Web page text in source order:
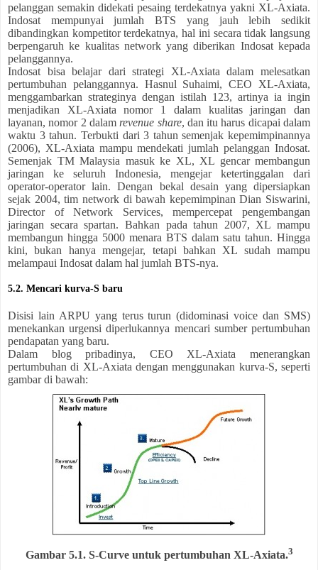
pelanggan semakin didekati pesaing terdekatnya yakni XL-Axiata.
Indosat mempunyai jumlah BTS yang jauh lebih sedikit
dibandingkan kompetitor terdekatnya, hal ini secara tidak langsung
berpengaruh ke kualitas network yang diberikan Indosat kepada
pelanggannya.
Indosat bisa belajar dari strategi XL-Axiata dalam melesatkan
pertumbuhan pelanggannya. Hasnul Suhaimi, CEO XL-Axiata,
menggambarkan strateginya dengan istilah 123, artinya ia ingin
menjadikan XL-Axiata nomor 1 dalam kualitas jaringan dan
layanan, nomor 2 dalam revenue share, dan itu harus dicapai dalam
waktu 3 tahun. Terbukti dari 3 tahun semenjak kepemimpinannya
(2006), XL-Axiata mampu mendekati jumlah pelanggan Indosat.
Semenjak TM Malaysia masuk ke XL, XL gencar membangun
jaringan ke seluruh Indonesia, mengejar ketertinggalan dari
operator-operator lain. Dengan bekal desain yang dipersiapkan
sejak 2004, tim network di bawah kepemimpinan Dian Siswarini,
Director of Network Services, mempercepat pengembangan
jaringan secara spartan. Bahkan pada tahun 2007, XL mampu
membangun hingga 5000 menara BTS dalam satu tahun. Hingga
kini, bukan hanya mengejar, tetapi bahkan XL sudah mampu
melampaui Indosat dalam hal jumlah BTS-nya.
5.2. Mencari kurva-S baru
Disisi lain ARPU yang terus turun (didominasi voice dan SMS)
menekankan urgensi diperlukannya mencari sumber pertumbuhan
pendapatan yang baru.
Dalam blog pribadinya, CEO XL-Axiata menerangkan
pertumbuhan di XL-Axiata dengan menggunakan kurva-S, seperti
gambar di bawah:
Gambar 5.1. S-Curve untuk pertumbuhan XL-Axiata.3